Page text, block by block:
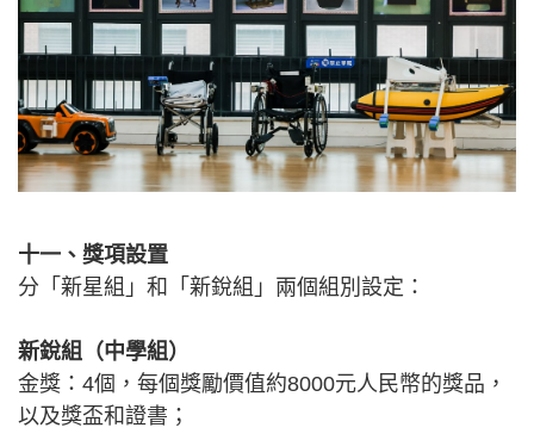
十一、獎項設置
分「新星組」和「新銳組」兩個組別設定：
新銳組（中學組）
金獎：4個，每個獎勵價值約8000元人民幣的獎品，
以及獎盃和證書；